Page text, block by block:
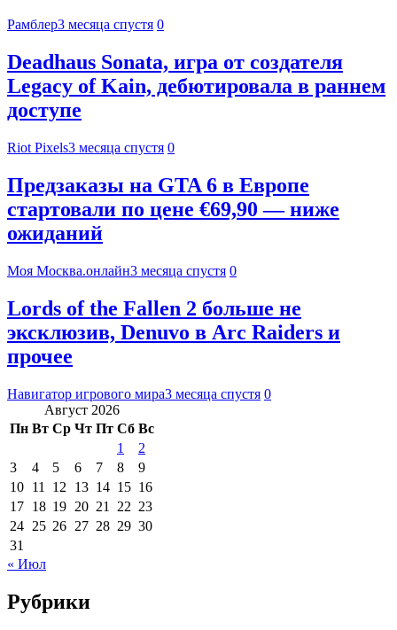
Рамблер3 месяца спустя 0
Deadhaus Sonata, игра от создателя
Legacy of Kain, дебютировала в раннем
доступе
Riot Pixels3 месяца спустя 0
Предзаказы на GTA 6 в Европе
стартовали по цене €69,90 — ниже
ожиданий
Моя Москва.онлайн3 месяца спустя 0
Lords of the Fallen 2 больше не
эксклюзив, Denuvo в Arc Raiders и
прочее
Навигатор игрового мира3 месяца спустя 0
Август 2026
Пн Вт Ср Чт Пт Сб Вс
1
2
3
4 5 6 7 8
9
10 11 12 13 14 15 16
17 18 19 20 21 22 23
24 25 26 27 28 29 30
31
« Июл
Рубрики